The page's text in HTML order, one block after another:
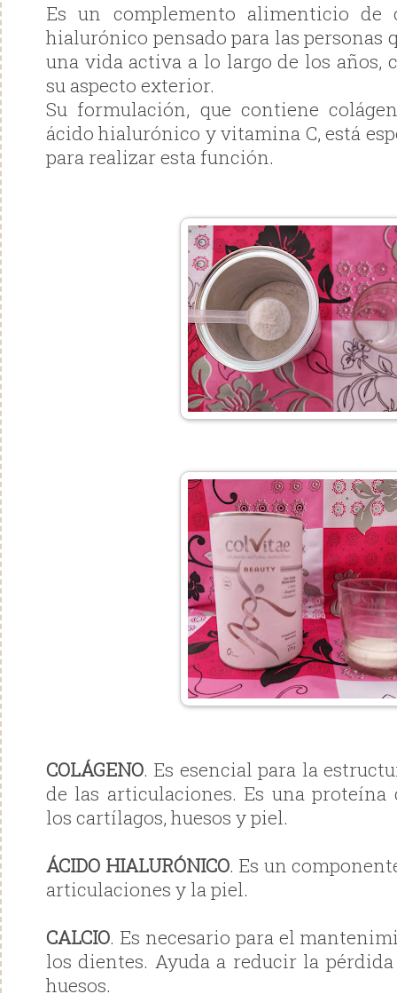
Es un complemento alimenticio de
hialurónico pensado para las personas
una vida activa a lo largo de los años,
su aspecto exterior.
Su formulación, que contiene
ácido hialurónico y vitamina C, está
para realizar esta función.
COLÁGENO. Es esencial para la
de las articulaciones. Es una proteína
los cartílagos, huesos y piel.
ÁCIDO HIALURÓNICO. Es un
articulaciones y la piel.
CALCIO. Es necesario para el
los dientes. Ayuda a reducir la
huesos.